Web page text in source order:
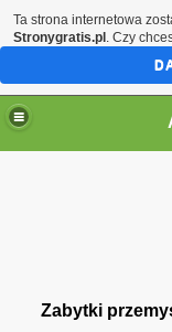
Zabytki
Ta strona internetowa
Stronygratis.pl . Czy